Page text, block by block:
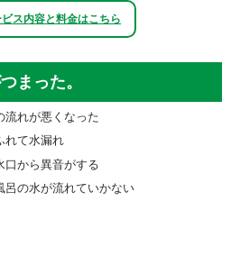
ス内容と料金はこちら
まった。
流れが悪くなった
れて水漏れ
口から異音がする
呂の水が流れていかない